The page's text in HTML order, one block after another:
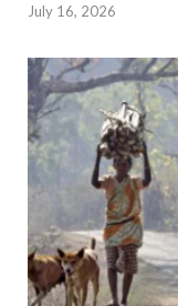
July 16, 2026